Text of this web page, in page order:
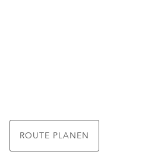
ROUTE PLANEN